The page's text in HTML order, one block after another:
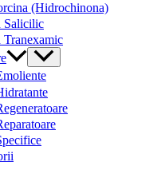
(Hidrochinona)
Salicilic
Menu
Toggle